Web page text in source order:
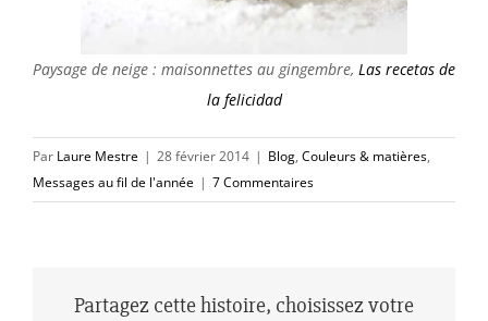
Paysage de neige : maisonnettes au gingembre, Las recetas de
la felicidad
Par Laure Mestre | 28 février 2014 | Blog, Couleurs & matières,
Messages au fil de l'année | 7 Commentaires
Partagez cette histoire, choisissez votre